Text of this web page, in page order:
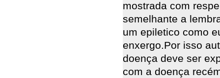
mostrada com
semelhante a
um epiletico como
enxergo.Por isso
doença deve ser
com a doença